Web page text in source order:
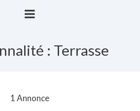
: Terrasse
1Annonce